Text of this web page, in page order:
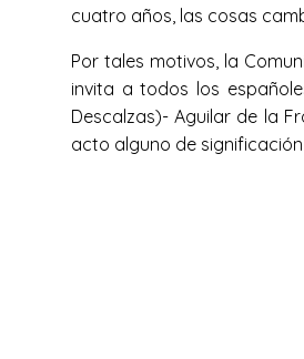
cuatro años, las cosas
Por tales motivos, la
invita a todos los
Descalzas)- Aguilar de la
acto alguno de